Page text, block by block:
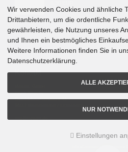
Kontakt
Frank Nitsche
Gundelsheimerstrasse 48
Wir verwenden Cookies und ähnliche
Drittanbietern, um die ordentliche
gewährleisten, die Nutzung unseres
und Ihnen ein bestmögliches
Weitere Informationen finden Sie in
Datenschutzerklärung.
ALLE
NUR
Einstellungen